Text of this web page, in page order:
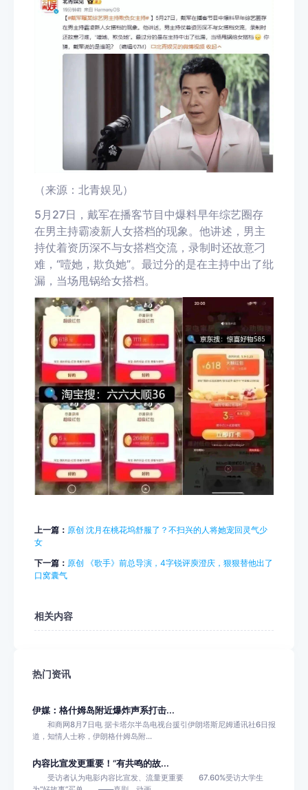
（来源：北青娱见）
5月27日，戴军在播客节目中爆料早年综艺圈存
在男主持霸凌新人女搭档的现象。他讲述，男主
持仗着资历深不与女搭档交流，录制时还故意刁
难，“噎她，欺负她”。最过分的是在主持中出了纰
漏，当场甩锅给女搭档。
上一篇： 原创 沈月在桃花坞舒服了？不扫兴的人将她宠回灵气少
女
下一篇： 原创 《歌手》前总导演，4字锐评庾澄庆，狠狠替他出了
口窝囊气
相关内容
热门资讯
伊媒：格什姆岛附近爆炸声系打击...
和商网8月7日电 据卡塔尔半岛电视台援引伊朗塔斯尼姆通讯社6日报
道，知情人士称，伊朗格什姆岛附...
内容比宣发更重要！“有共鸣的故...
受访者认为电影内容比宣发、流量更重要 67.60%受访大学生